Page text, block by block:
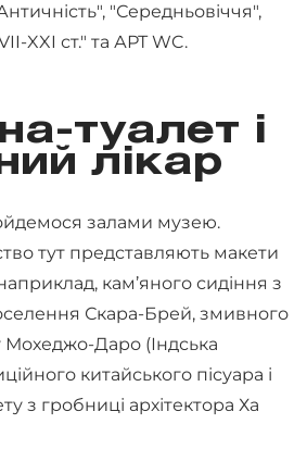
"Середньовіччя",
XXI ст." та АРТ WC.
туалет і
лікар
залами музею.
тут представляють макети
кам’яного сидіння з
Скара-Брей, змивного
Мохеджо-Даро (Індська
китайського пісуара і
з гробниці архітектора Ха